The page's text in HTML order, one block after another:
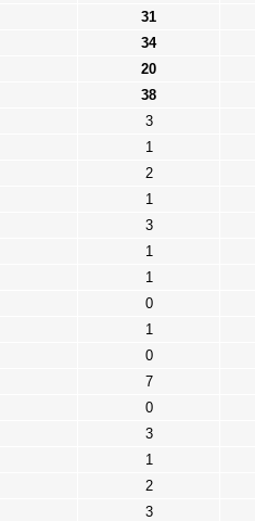
31
34
20
38
3
1
2
1
3
1
1
0
1
0
7
0
3
1
2
3